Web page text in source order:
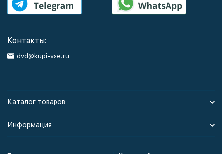
Контакты:
dvd@kupi-vse.ru
Каталог товаров
Информация
Политика персональных данных Карта сайта